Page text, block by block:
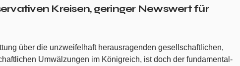
Kreisen, geringer Newswert für
über die unzweifelhaft herausragenden gesellschaftlichen,
Umwälzungen im Königreich, ist doch der fundamental-